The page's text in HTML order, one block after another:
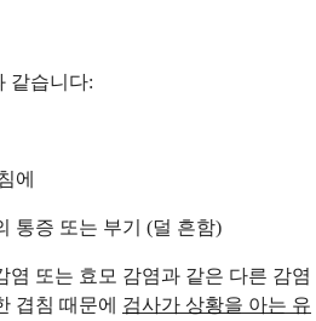
같습니다:
에
통증 또는 부기 (덜 흔함)
염 또는 효모 감염과 같은 다른 감염
겹침 때문에 검사가 상황을 아는 유